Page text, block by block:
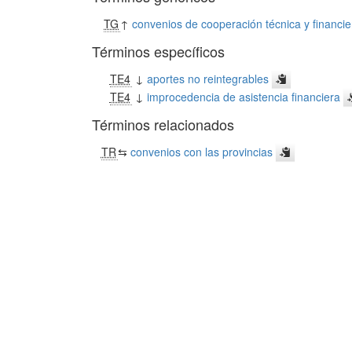
TG ↑convenios de cooperación técnica y
Términos específicos
TE4 ↓ aportes no reintegrables
TE4 ↓ improcedencia de asistencia financiera
Términos relacionados
TR⇆ convenios con las provincias